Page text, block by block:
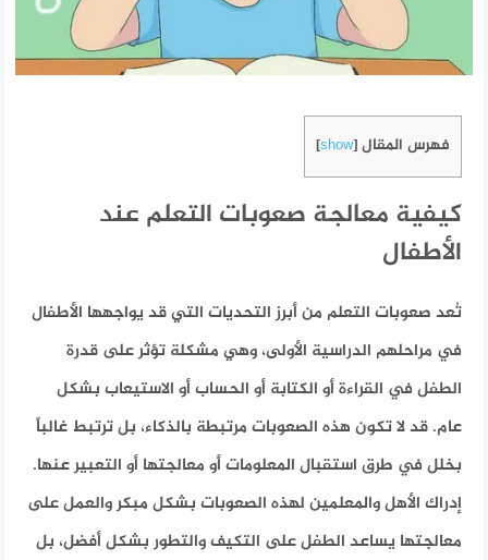
فهرس المقال [
show
]
كيفية معالجة صعوبات التعلم عند
الأطفال
تُعد صعوبات التعلم من أبرز التحديات التي قد يواجهها الأطفال
في مراحلهم الدراسية الأولى، وهي مشكلة تؤثر على قدرة
الطفل في القراءة أو الكتابة أو الحساب أو الاستيعاب بشكل
عام. قد لا تكون هذه الصعوبات مرتبطة بالذكاء، بل ترتبط غالباً
بخلل في طرق استقبال المعلومات أو معالجتها أو التعبير عنها.
إدراك الأهل والمعلمين لهذه الصعوبات بشكل مبكر والعمل على
معالجتها يساعد الطفل على التكيف والتطور بشكل أفضل، بل